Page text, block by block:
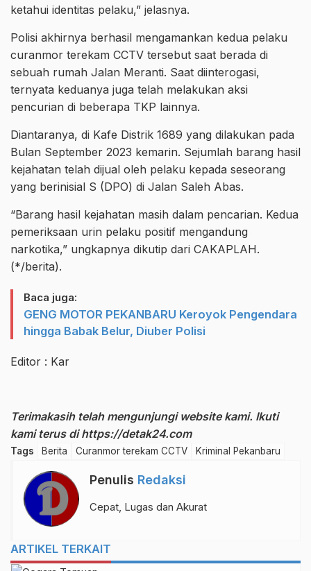
ketahui identitas pelaku,” jelasnya.
Polisi akhirnya berhasil mengamankan kedua pelaku
curanmor terekam CCTV tersebut saat berada di
sebuah rumah Jalan Meranti. Saat diinterogasi,
ternyata keduanya juga telah melakukan aksi
pencurian di beberapa TKP lainnya.
Diantaranya, di Kafe Distrik 1689 yang dilakukan pada
Bulan September 2023 kemarin. Sejumlah barang hasil
kejahatan telah dijual oleh pelaku kepada seseorang
yang berinisial S (DPO) di Jalan Saleh Abas.
“Barang hasil kejahatan masih dalam pencarian. Kedua
pemeriksaan urin pelaku positif mengandung
narkotika,” ungkapnya dikutip dari CAKAPLAH.
(*/berita).
Baca juga:
GENG MOTOR PEKANBARU Keroyok Pengendara
hingga Babak Belur, Diuber Polisi
Editor : Kar
Terimakasih telah mengunjungi website kami. Ikuti
kami terus dihttps://detak24.com
Tags Berita Curanmor terekam CCTV Kriminal Pekanbaru
Penulis Redaksi
Cepat, Lugas dan Akurat
ARTIKEL TERKAIT